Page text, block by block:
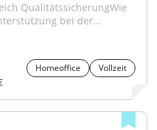
QualitätssicherungWie
bei der...
Homeoffice
Vollzeit